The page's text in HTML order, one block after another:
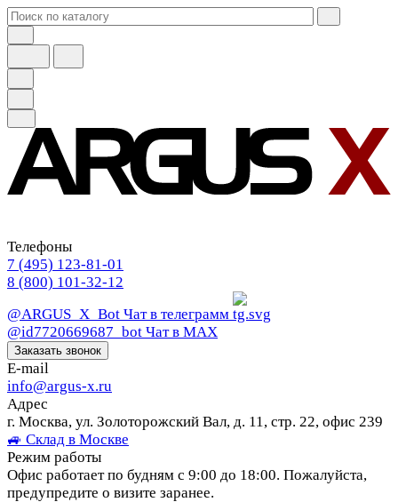
Телефоны
7 (495) 123-81-01
8 (800) 101-32-12
@ARGUS_X_Bot Чат в телеграмм
@id7720669687_bot Чат в МАХ
Заказать звонок
E-mail
info@argus-x.ru
Адрес
г. Москва, ул. Золоторожский Вал, д. 11, стр. 22, офис 239
🚙 Склад в Москве
Режим работы
Офис работает по будням с 9:00 до 18:00. Пожалуйста,
предупредите о визите заранее.